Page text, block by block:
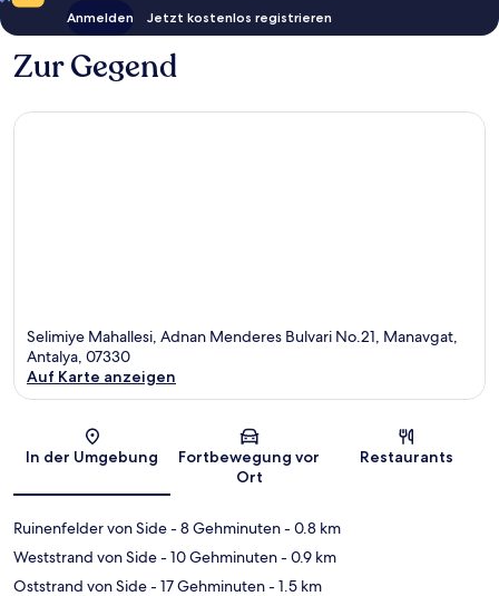
Anmelden Jetzt kostenlos registrieren
Zur Gegend
Selimiye Mahallesi, Adnan Menderes Bulvari No.21, Manavgat,
Antalya, 07330
Auf Karte anzeigen
In der Umgebung
Fortbewegung vor
Ort
Restaurants
Ruinenfelder von Side- 8 Gehminuten- 0.8 km
Weststrand von Side- 10 Gehminuten- 0.9 km
Oststrand von Side- 17 Gehminuten- 1.5 km